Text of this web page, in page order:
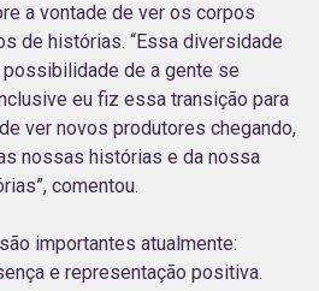
a vontade de ver os corpos
de histórias. “Essa diversidade
de a gente se
eu fiz essa transição para
ver novos produtores chegando,
nossas histórias e da nossa
comentou.
importantes atualmente:
e representação positiva.